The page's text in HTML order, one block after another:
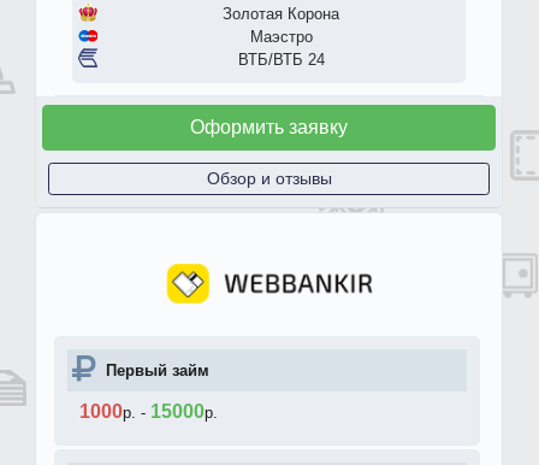
Золотая Корона
Маэстро
ВТБ/ВТБ 24
Оформить заявку
Обзор и отзывы
Первый займ
1000р. - 15000р.